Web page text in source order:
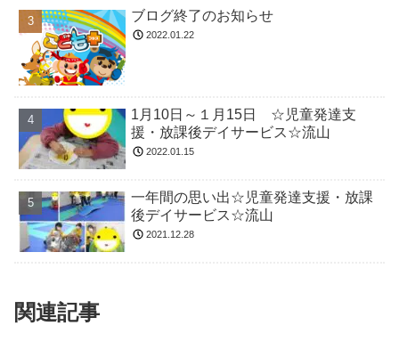
ブログ終了のお知らせ
2022.01.22
1月10日～１月15日 ☆児童発達支
援・放課後デイサービス☆流山
2022.01.15
一年間の思い出☆児童発達支援・放課
後デイサービス☆流山
2021.12.28
関連記事